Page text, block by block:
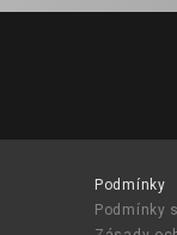
Podmínky
Podmínky